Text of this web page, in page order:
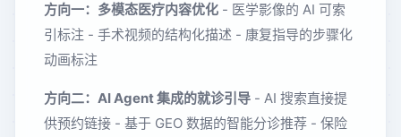
方向一：多模态医疗内容优化 - 医学影像的 AI 可索
引标注 - 手术视频的结构化描述 - 康复指导的步骤化
动画标注
方向二：AI Agent 集成的就诊引导 - AI 搜索直接提
供预约链接 - 基于 GEO 数据的智能分诊推荐 - 保险